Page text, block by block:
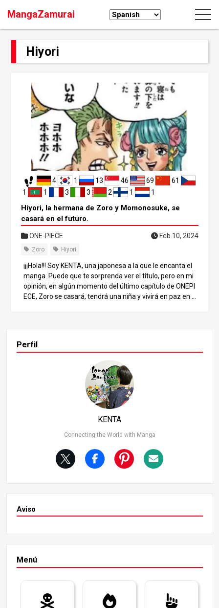
MangaZamurai
Hiyori
4 1 13 46 69
61
1
1 3 3 2 1 1
Hiyori, la hermana de Zoro y Momonosuke, se
casará en el futuro.
ONE-PIECE Feb 10, 2024
Zoro Hiyori
¡¡¡Hola!!! Soy KENTA, una japonesa a la que le encanta el
manga. Puede que te sorprenda ver el título, pero en mi
opinión, en algún momento del último capítulo de ONEPI
ECE, Zoro se casará, tendrá una niña y vivirá en paz en el
a en común: ambos son zorros. La relación entre Zoro y
que Zoro es un personaje inspirado en México. ¿Morirá el
Zorro nº 2 antes del capítulo final? ¡Hola! Soy KENTA, una
japonesa a la que le encanta el manga. En este número,
presentamos una sorprendente visión de Zoro, el person
aje más antiguo y popular de los Piratas de Paja. ¡Ten en
cuenta que se trata de una discusión impactante para lo
bable es que Zoro muera antes del capítulo final]. Esto e
s sólo parte de la evidencia, pero hubo una pregunta sobr
e Zoro en el SBS (la sección para responder a las pregun
tas de los lectores) en el Vol.
Perfil
KENTA
Connecting the World with Manga
Aviso
Menú